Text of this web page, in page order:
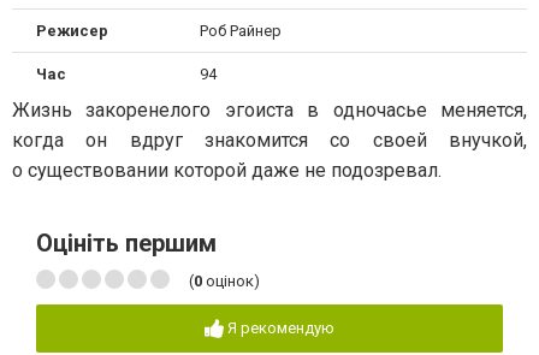
Режисер Роб Райнер
Час 94
Жизнь закоренелого эгоиста в одночасье меняется,
когда он вдруг знакомится со своей внучкой,
о существовании которой даже не подозревал.
Оцініть першим
(0 оцінок)
Я рекомендую